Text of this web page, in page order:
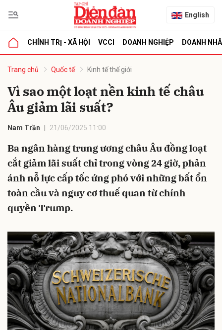
English
CHÍNH TRỊ - XÃ HỘI VCCI DOANH NGHIỆP DOANH
Trang chủ Quốc tế Kinh tế thế giới
Vì sao một loạt nền kinh tế châu
Âu giảm lãi suất?
Nam Trần 21/06/2025 11:00
Ba ngân hàng trung ương châu Âu đồng loạt
cắt giảm lãi suất chỉ trong vòng 24 giờ, phản
ánh nỗ lực cấp tốc ứng phó với những bất ổn
toàn cầu và nguy cơ thuế quan từ chính
quyền Trump.
luận
Hủy